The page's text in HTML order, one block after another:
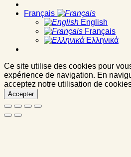
Français
English
Français
Ελληνικά
Ce site utilise des cookies pour
expérience de navigation. En
acceptez notre utilisation de
Accepter